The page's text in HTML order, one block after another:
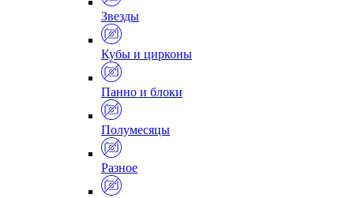
Звезды
Кубы и цирконы
Панно и блоки
Полумесяцы
Разное